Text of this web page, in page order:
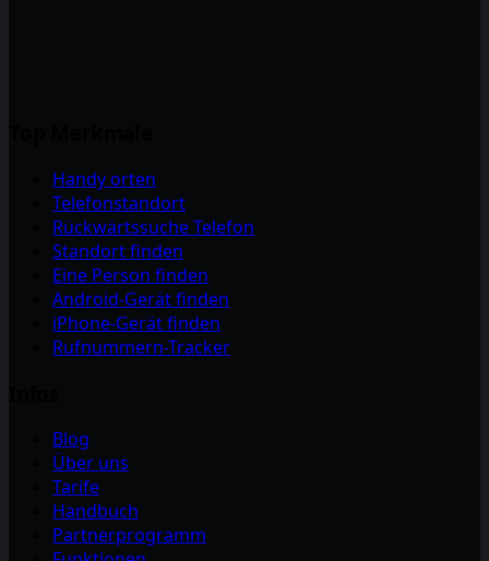
Handy orten
Telefonstandort
Rückwärtssuche Telefon
Standort finden
Eine Person finden
Android-Gerät finden
iPhone-Gerät finden
Rufnummern-Tracker
Blog
Über uns
Tarife
Handbuch
Partnerprogramm